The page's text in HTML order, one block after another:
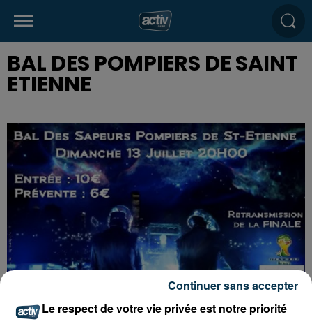
BAL DES POMPIERS DE SAINT
ETIENNE
Le respect de votre vie privée est notre priorité
Continuer sans accepter